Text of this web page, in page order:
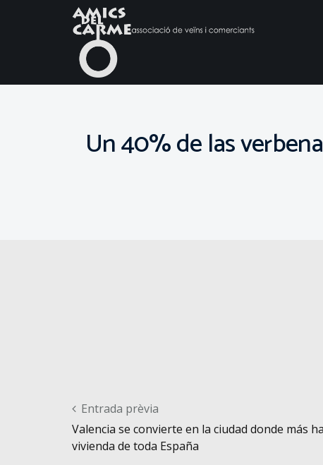
Un 40% de las
Post navigation
Entrada prèvia
Valencia se convierte en la ciudad donde más
vivienda de toda España